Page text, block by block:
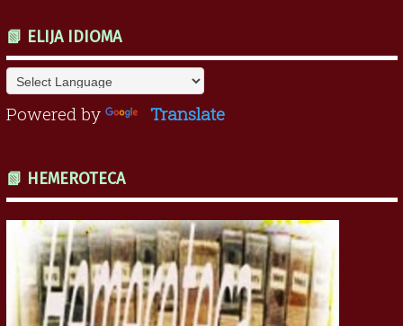
📗 ELIJA IDIOMA
Powered by Translate
📗 HEMEROTECA